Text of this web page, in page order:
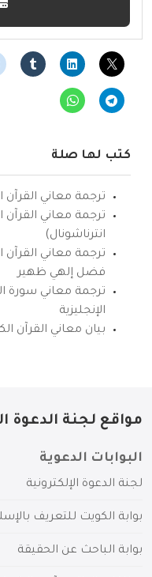
كتب لها صلة
ترجمة معاني القرآن
ترجمة معاني القرآن
انترناشونال)
ترجمة معاني القرآن
فضل إلهي ظهير
ترجمة معاني سورة
الإنجليزية
بيان معاني القرآن
مواقع لجنة الدعوة
البوابات الدعوية
لجنة الدعوة الإلكترونية
بوابة الكويت للتعريف
بوابة الباحث عن الحقيقة